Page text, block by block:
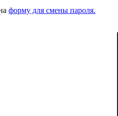
форму для смены пароля.